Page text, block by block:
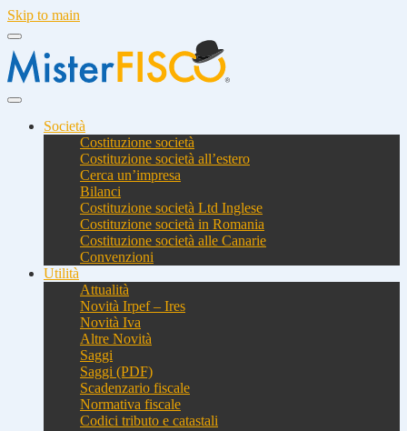
Skip to main
Società
Costituzione società
Costituzione società all’estero
Cerca un’impresa
Bilanci
Costituzione società Ltd Inglese
Costituzione società in Romania
Costituzione società alle Canarie
Convenzioni
Utilità
Attualità
Novità Irpef – Ires
Novità Iva
Altre Novità
Saggi
Saggi (PDF)
Scadenzario fiscale
Normativa fiscale
Codici tributo e catastali